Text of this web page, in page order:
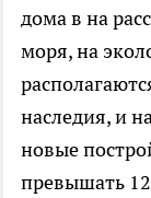
дома в на
моря, на
наследия, и
новые
превышать